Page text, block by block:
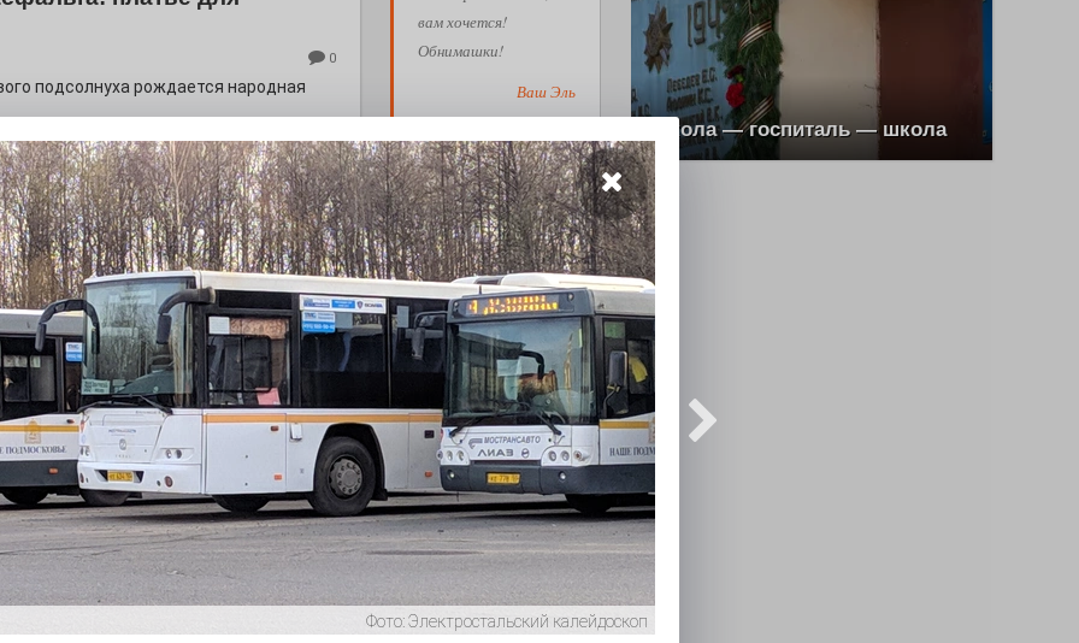
вам хочется!
Обнимашки!
Ваш Эль
АФИША
поделиться
0
подсолнуха рождается народная
0
в разрезе истории города?
правда?
литературе и детям
0
зарекомендовала себя флагманом
Школа — госпиталь — школа
Фото:Электростальский калейдоскоп